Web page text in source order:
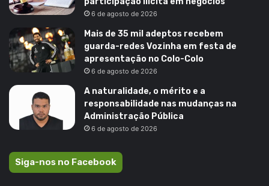
6 de agosto de 2026
Mais de 35 mil adeptos recebem
guarda-redes Vozinha em festa de
apresentação no Colo-Colo
6 de agosto de 2026
A naturalidade, o mérito e a
responsabilidade nas mudanças na
Administração Pública
6 de agosto de 2026
Siga-nos no Facebook